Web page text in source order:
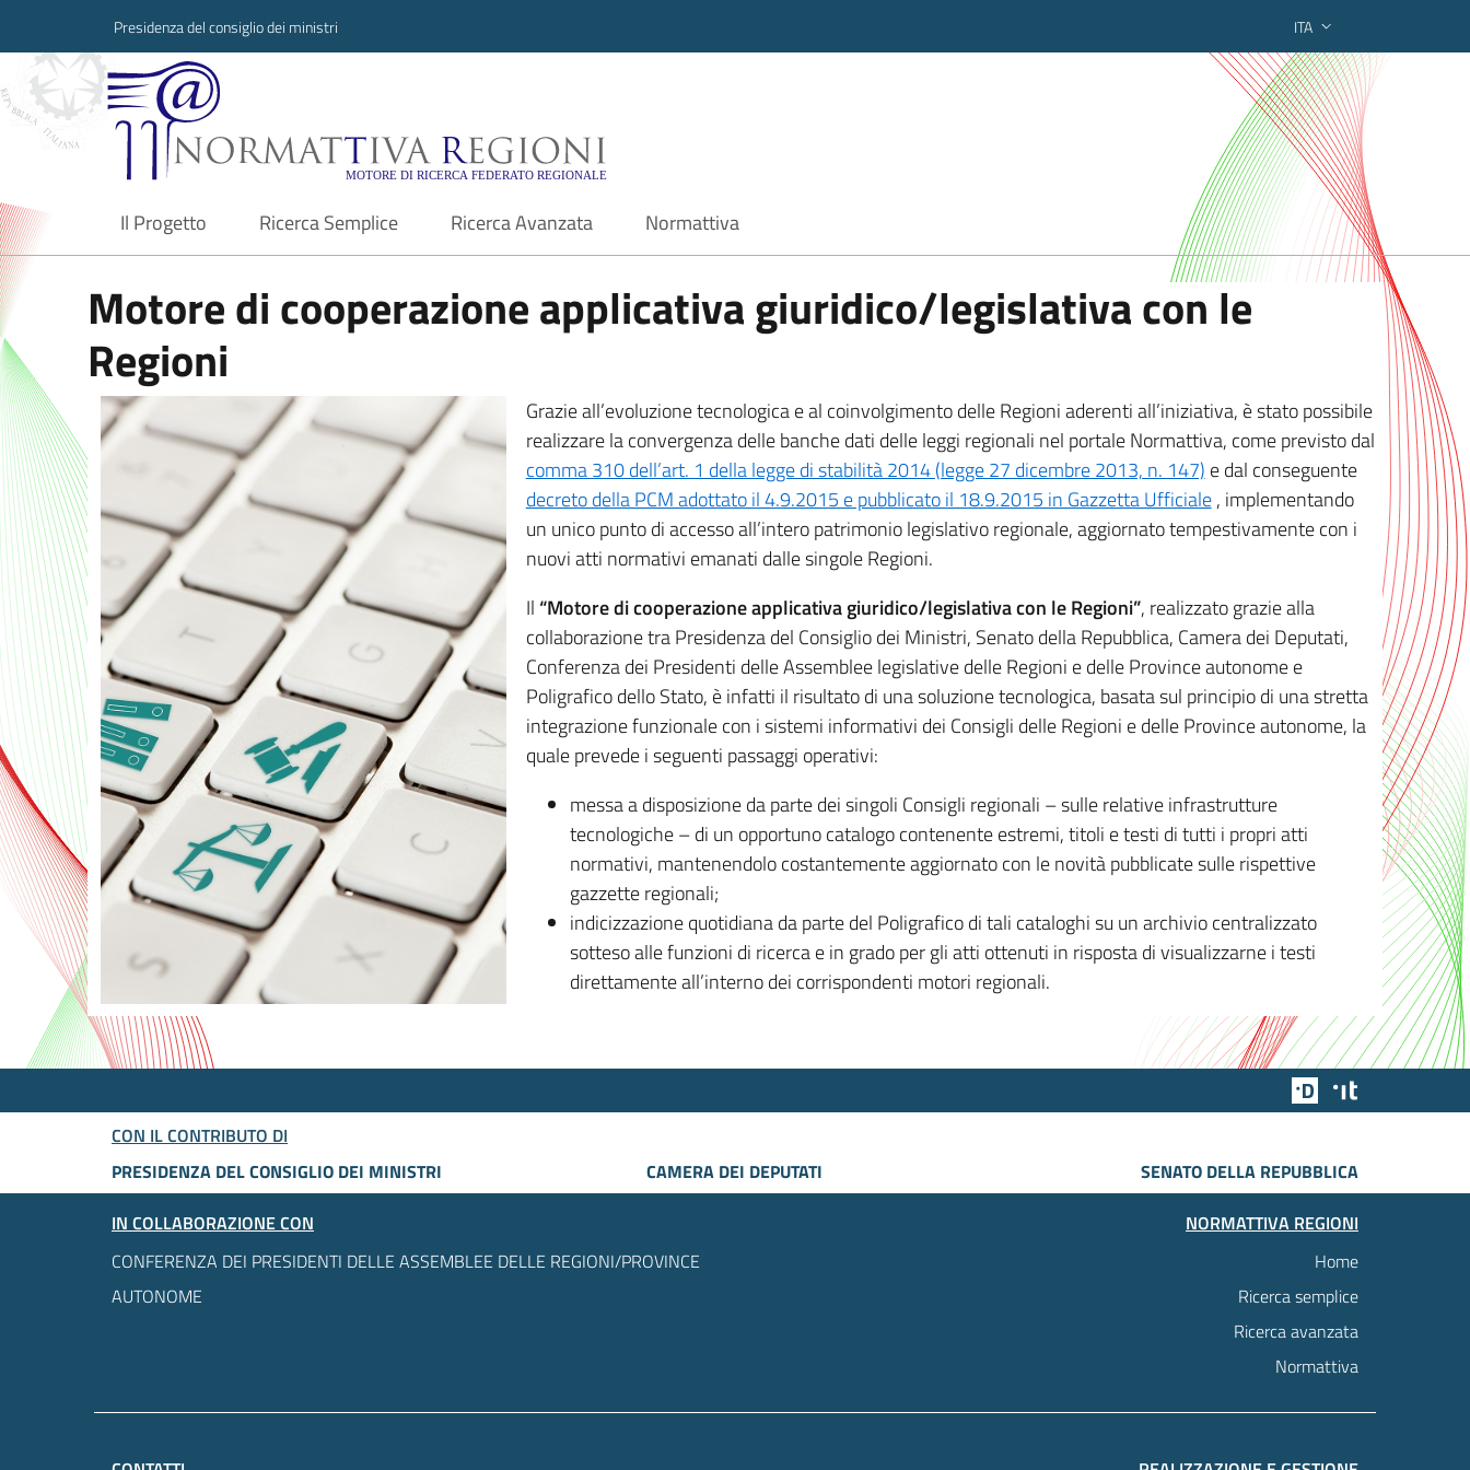
Presidenza del consiglio dei ministri ITA
Normattiva Regioni - Motore di ricerca federato regionale
Il Progetto
current Ricerca Semplice Ricerca Avanzata Normattiva
Motore di cooperazione applicativa giuridico/legislativa con le
Regioni
Grazie all’evoluzione tecnologica e al coinvolgimento delle Regioni aderenti all’iniziativa, è stato possibile
realizzare la convergenza delle banche dati delle leggi regionali nel portale Normattiva, come previsto dal
comma 310 dell’art. 1 della legge di stabilità 2014 (legge 27 dicembre 2013, n. 147) e dal conseguente
decreto della PCM adottato il 4.9.2015 e pubblicato il 18.9.2015 in Gazzetta Ufficiale, implementando
un unico punto di accesso all’intero patrimonio legislativo regionale, aggiornato tempestivamente con i
nuovi atti normativi emanati dalle singole Regioni.
Il “Motore di cooperazione applicativa giuridico/legislativa con le Regioni”, realizzato grazie alla
collaborazione tra Presidenza del Consiglio dei Ministri, Senato della Repubblica, Camera dei Deputati,
Conferenza dei Presidenti delle Assemblee legislative delle Regioni e delle Province autonome e
Poligrafico dello Stato, è infatti il risultato di una soluzione tecnologica, basata sul principio di una stretta
integrazione funzionale con i sistemi informativi dei Consigli delle Regioni e delle Province autonome, la
quale prevede i seguenti passaggi operativi:
messa a disposizione da parte dei singoli Consigli regionali – sulle relative infrastrutture
tecnologiche – di un opportuno catalogo contenente estremi, titoli e testi di tutti i propri atti
normativi, mantenendolo costantemente aggiornato con le novità pubblicate sulle rispettive
gazzette regionali;
indicizzazione quotidiana da parte del Poligrafico di tali cataloghi su un archivio centralizzato
sotteso alle funzioni di ricerca e in grado per gli atti ottenuti in risposta di visualizzarne i testi
direttamente all’interno dei corrispondenti motori regionali.
Team Digitale
CON IL CONTRIBUTO DI
PRESIDENZA DEL CONSIGLIO DEI MINISTRI
CAMERA DEI DEPUTATI
SENATO DELLA REPUBBLICA
IN COLLABORAZIONE CON
CONFERENZA DEI PRESIDENTI DELLE ASSEMBLEE DELLE REGIONI/PROVINCE
AUTONOME
NORMATTIVA REGIONI
Home
Ricerca semplice
Ricerca avanzata
Normattiva